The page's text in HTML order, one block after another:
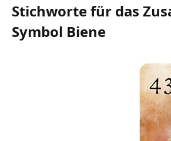
Stichworte für das
Symbol Biene